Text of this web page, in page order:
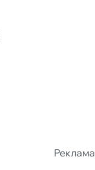
Реклама